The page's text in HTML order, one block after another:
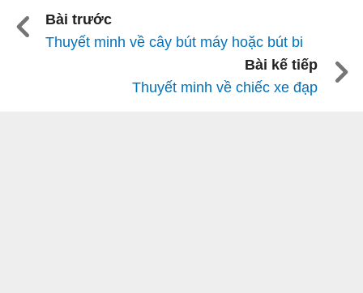
Bài trước
Thuyết minh về cây bút máy hoặc bút bi
Bài kế tiếp
Thuyết minh về chiếc xe đạp